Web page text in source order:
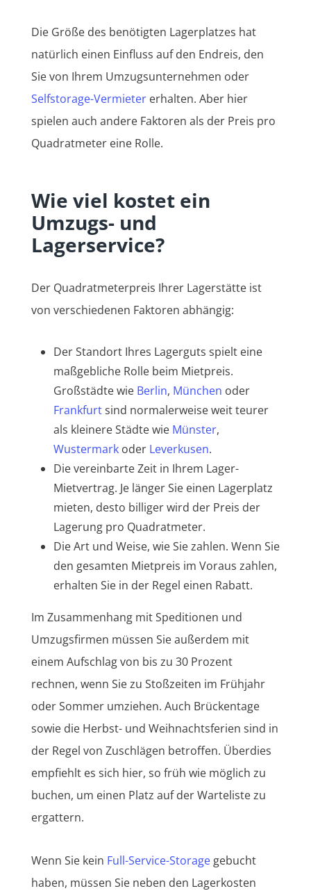
Die Größe des benötigten Lagerplatzes hat
natürlich einen Einfluss auf den Endreis, den
Sie von Ihrem Umzugsunternehmen oder
Selfstorage-Vermietererhalten. Aber hier
spielen auch andere Faktoren als der Preis pro
Quadratmeter eine Rolle.
Wie viel kostet ein
Umzugs- und
Lagerservice?
Der Quadratmeterpreis Ihrer Lagerstätte ist
von verschiedenen Faktoren abhängig:
Der Standort Ihres Lagerguts spielt eine
maßgebliche Rolle beim Mietpreis.
Großstädte wie Berlin, München oder
Frankfurtsind normalerweise weit teurer
als kleinere Städte wie Münster,
Wustermarkoder Leverkusen.
Die vereinbarte Zeit in Ihrem Lager-
Mietvertrag. Je länger Sie einen Lagerplatz
mieten, desto billiger wird der Preis der
Lagerung pro Quadratmeter.
Die Art und Weise, wie Sie zahlen. Wenn Sie
den gesamten Mietpreis im Voraus zahlen,
erhalten Sie in der Regel einen Rabatt.
Im Zusammenhang mit Speditionen und
Umzugsfirmen müssen Sie außerdem mit
einem Aufschlag von bis zu 30 Prozent
rechnen, wenn Sie zu Stoßzeiten im Frühjahr
oder Sommer umziehen. Auch Brückentage
sowie die Herbst- und Weihnachtsferien sind in
der Regel von Zuschlägen betroffen. Überdies
empfiehlt es sich hier, so früh wie möglich zu
buchen, um einen Platz auf der Warteliste zu
ergattern.
Wenn Sie kein Full-Service-Storagegebucht
haben, müssen Sie neben den Lagerkosten